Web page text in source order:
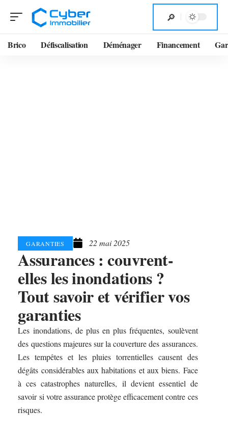
Brico Défiscalisation Déménager Financement
GARANTIES 22 mai 2025
Assurances : couvrent-
elles les inondations ?
Tout savoir et vérifier vos
garanties
Les inondations, de plus en plus fréquentes, soulèvent
des questions majeures sur la couverture des assurances.
Les tempêtes et les pluies torrentielles causent des
dégâts considérables aux habitations et aux biens. Face
à ces catastrophes naturelles, il devient essentiel de
savoir si votre assurance protège efficacement contre ces
risques.